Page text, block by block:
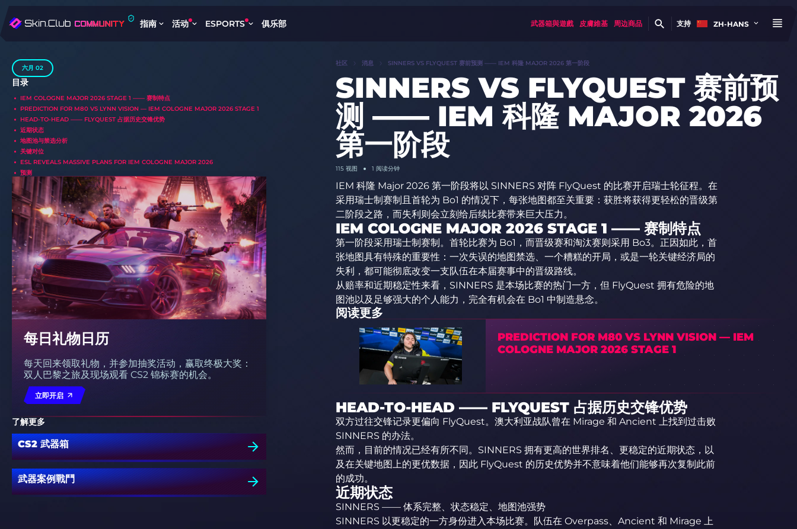
指南 活动 ESPORTS 俱乐部 武器箱與遊戲 皮膚維基 周边商品 支持 ZH-HANS
六月 02
目录
IEM COLOGNE MAJOR 2026 STAGE 1 —— 赛制特点
PREDICTION FOR M80 VS LYNN VISION — IEM COLOGNE MAJOR 2026 STAGE 1
HEAD-TO-HEAD —— FLYQUEST 占据历史交锋优势
近期状态
地图池与禁选分析
关键对位
ESL REVEALS MASSIVE PLANS FOR IEM COLOGNE MAJOR 2026
预测
每日礼物日历
每天回来领取礼物，并参加抽奖活动，赢取终极大奖：
双人巴黎之旅及现场观看 CS2 锦标赛的机会。
立即开启
了解更多
CS2 武器箱
武器案例戰鬥
社区 消息 SINNERS VS FLYQUEST 赛前预测 —— IEM 科隆 MAJOR 2026 第一阶段
SINNERS VS FLYQUEST 赛前预
测 —— IEM 科隆 MAJOR 2026
第一阶段
115视图 1 阅读分钟
IEM 科隆 Major 2026 第一阶段将以 SINNERS 对阵 FlyQuest 的比赛开启瑞士轮征程。在
采用瑞士制赛制且首轮为 Bo1 的情况下，每张地图都至关重要：获胜将获得更轻松的晋级第
二阶段之路，而失利则会立刻给后续比赛带来巨大压力。
IEM COLOGNE MAJOR 2026 STAGE 1 —— 赛制特点
第一阶段采用瑞士制赛制。首轮比赛为 Bo1，而晋级赛和淘汰赛则采用 Bo3。正因如此，首
张地图具有特殊的重要性：一次失误的地图禁选、一个糟糕的开局，或是一轮关键经济局的
失利，都可能彻底改变一支队伍在本届赛事中的晋级路线。
从赔率和近期稳定性来看，SINNERS 是本场比赛的热门一方，但 FlyQuest 拥有危险的地
图池以及足够强大的个人能力，完全有机会在 Bo1 中制造悬念。
阅读更多
PREDICTION FOR M80 VS LYNN VISION — IEM
COLOGNE MAJOR 2026 STAGE 1
HEAD-TO-HEAD —— FLYQUEST 占据历史交锋优势
双方过往交锋记录更偏向 FlyQuest。澳大利亚战队曾在 Mirage 和 Ancient 上找到过击败
SINNERS 的办法。
然而，目前的情况已经有所不同。SINNERS 拥有更高的世界排名、更稳定的近期状态，以
及在关键地图上的更优数据，因此 FlyQuest 的历史优势并不意味着他们能够再次复制此前
的成功。
近期状态
SINNERS —— 体系完整、状态稳定、地图池强势
SINNERS 以更稳定的一方身份进入本场比赛。队伍在 Overpass、Ancient 和 Mirage 上